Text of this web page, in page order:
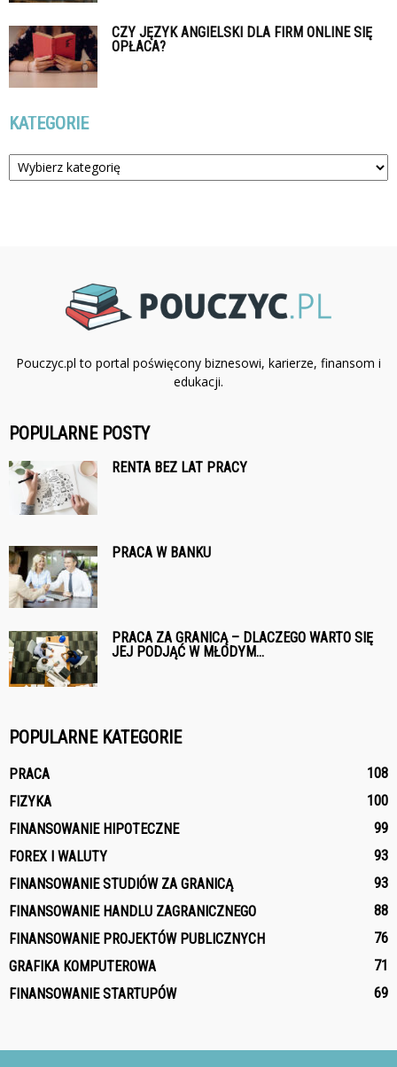
CZY JĘZYK ANGIELSKI DLA FIRM ONLINE SIĘ
OPŁACA?
KATEGORIE
Kategorie
Pouczyc.pl to portal poświęcony biznesowi, karierze, finansom i
edukacji.
POPULARNE POSTY
RENTA BEZ LAT PRACY
PRACA W BANKU
PRACA ZA GRANICĄ – DLACZEGO WARTO SIĘ
JEJ PODJĄĆ W MŁODYM...
POPULARNE KATEGORIE
PRACA
108
FIZYKA
100
FINANSOWANIE HIPOTECZNE
99
FOREX I WALUTY
93
FINANSOWANIE STUDIÓW ZA GRANICĄ
93
FINANSOWANIE HANDLU ZAGRANICZNEGO
88
FINANSOWANIE PROJEKTÓW PUBLICZNYCH
76
GRAFIKA KOMPUTEROWA
71
FINANSOWANIE STARTUPÓW
69